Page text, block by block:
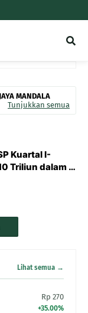
MANDALA
Tunjukkan semua
Kuartal I-
Triliun dalam 3
Lihat semua →
Rp 270
+35.00%